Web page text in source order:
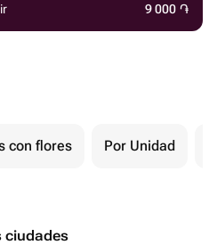
9 000 ֏
con flores Por Unidad
ciudades